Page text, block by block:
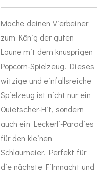
Mache deinen Vierbeiner
zum König der guten
Laune mit dem knusprigen
Popcorn-Spielzeug! Dieses
witzige und einfallsreiche
Spielzeug ist nicht nur ein
Quietscher-Hit, sondern
auch ein Leckerli-Paradies
für den kleinen
Schlaumeier. Perfekt für
die nächste Filmnacht und